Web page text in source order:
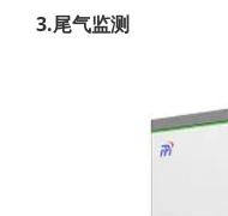
3.尾气监测